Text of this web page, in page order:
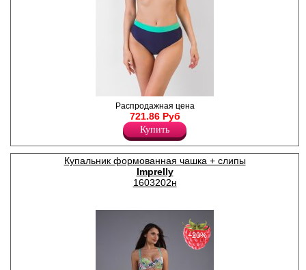
Купальник женский
раздельный. Топ- бра на
молнии, со съемными
поролоновыми чашками,
регулируемыми бретелями.
Трусы- слипы с высокой
линией талии. Размеры: M-
42, L-44, XL-46, 2XL-48, 3XL-
50, 4XL-52, 5XL-54.
Распродажная цена
721.86 Руб
Купить
Купальник формованная чашка + слипы
Imprelly
1603202н
−20%